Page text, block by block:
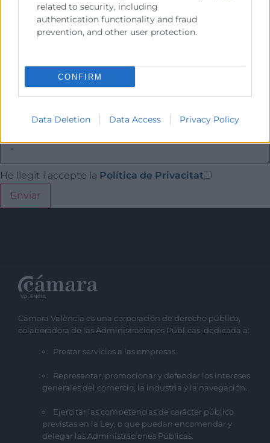
related to security, including
authentication functionality and fraud
prevention, and other user protection.
CONFIRM
Data Deletion Data Access Privacy Policy
He llegit i accepte la Política de Privacitat
Cámara València es una corporación de derecho público,
colaboradora de las Administraciones Públicas, dedicada a:
Prestar servicios a las empresas.
Representar, promocionar y defender los intereses
generales del comercio, la industria y la navegación.
Ejercitar las competencias de carácter público
previstas en la Ley, o que puedan encomendar y
delegar las Administraciones Públicas.